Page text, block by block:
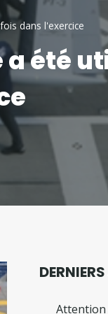
dans l'exercice
été
Attention